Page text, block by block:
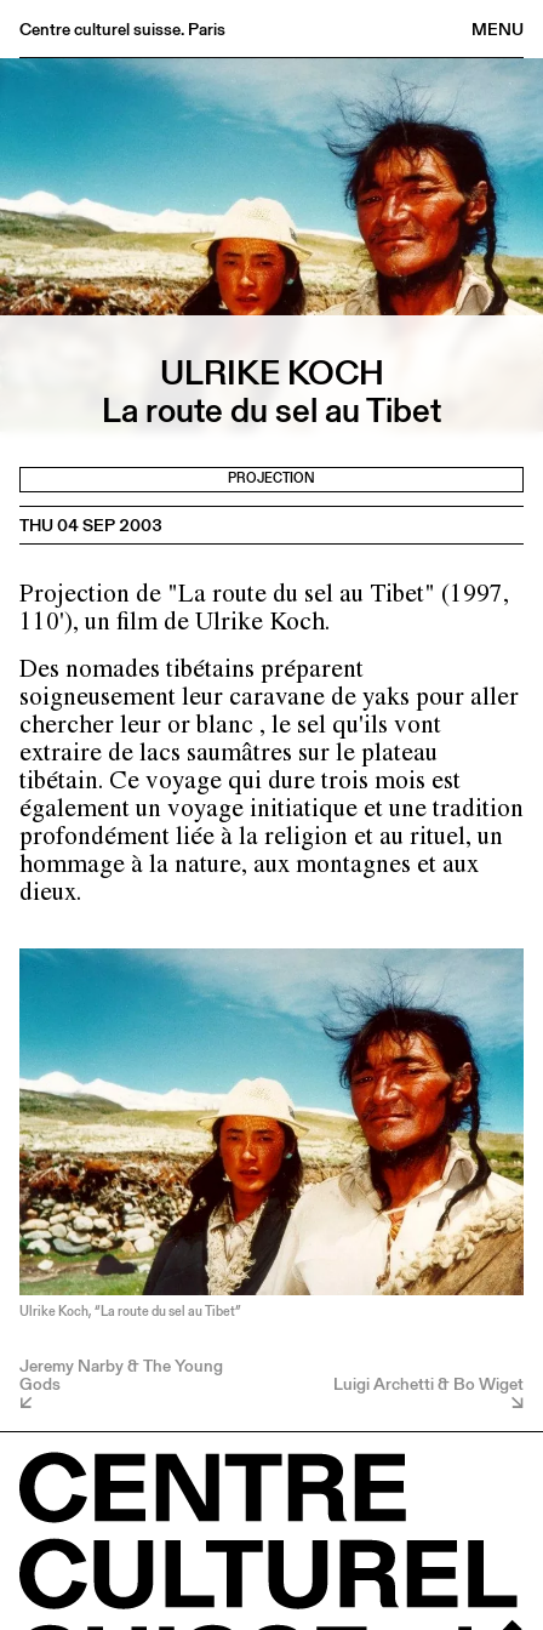
MENU
Centre culturel suisse. Paris
Buvette
Archives
Medias
Publications
About
ULRIKE KOCH
La route du sel au Tibet
PROJECTION
THU 04 SEP 2003
Projection de "La route du sel au Tibet" (1997,
110'), un film de Ulrike Koch.
Des nomades tibétains préparent
soigneusement leur caravane de yaks pour aller
chercher leur or blanc , le sel qu'ils vont
extraire de lacs saumâtres sur le plateau
tibétain. Ce voyage qui dure trois mois est
également un voyage initiatique et une tradition
profondément liée à la religion et au rituel, un
hommage à la nature, aux montagnes et aux
dieux.
Ulrike Koch, “La route du sel au Tibet”
Jeremy Narby & The Young
Gods Luigi Archetti & Bo Wiget